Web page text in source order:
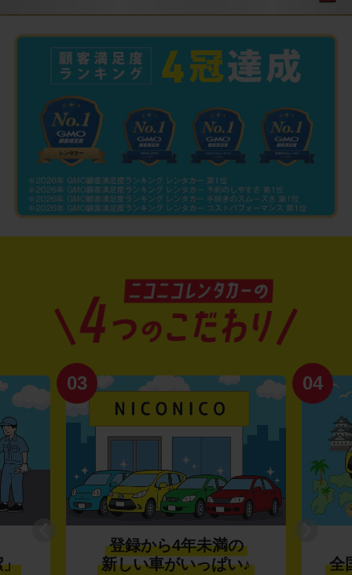
」
03
登録から4年未満の
新しい車がいっぱい♪
04
全